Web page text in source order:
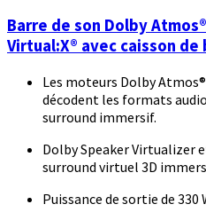
Barre de son Dolby
Virtual:X® avec caisson de
Les moteurs Dolby
décodent les formats
surround immersif.
Dolby Speaker Virtualizer
surround virtuel 3D
Puissance de sortie de 330